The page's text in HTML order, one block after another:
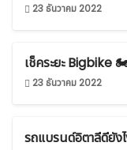
23 ธันวาคม 2022
เช็คระยะ Bigbike
23 ธันวาคม 2022
รถแบรนด์อิตาลีดียัง